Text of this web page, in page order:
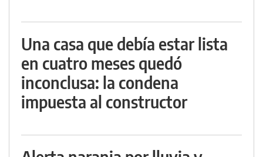
Una casa que debía estar lista
en cuatro meses quedó
inconclusa: la condena
impuesta al constructor